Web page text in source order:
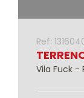
Ref:
Vila Fuck -